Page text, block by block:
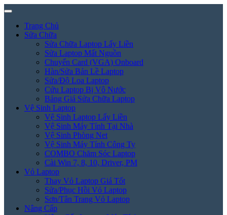
Trang Chủ
Sửa Chữa
Sửa Chữa Laptop Lấy Liền
Sửa Laptop Mất Nguồn
Chuyển Card (VGA) Onboard
Hàn/Sửa Bản Lề Laptop
Sửa/Độ Loa Laptop
Cứu Laptop Bị Vô Nước
Bảng Giá Sửa Chữa Laptop
Vệ Sinh Laptop
Vệ Sinh Laptop Lấy Liền
Vệ Sinh Máy Tính Tại Nhà
Vệ Sinh Phòng Net
Vệ Sinh Máy Tính Công Ty
COMBO Chăm Sóc Laptop
Cài Win 7, 8, 10, Driver, PM
Vỏ Laptop
Thay Vỏ Laptop Giá Tốt
Sửa/Phục Hồi Vỏ Laptop
Sơn/Tân Trang Vỏ Laptop
Nâng Cấp